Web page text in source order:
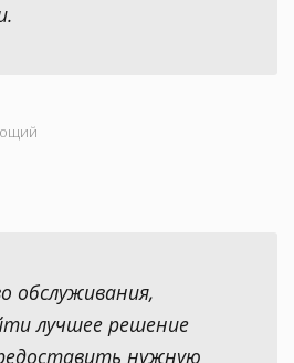
обслуживания,
лучшее решение
нужную